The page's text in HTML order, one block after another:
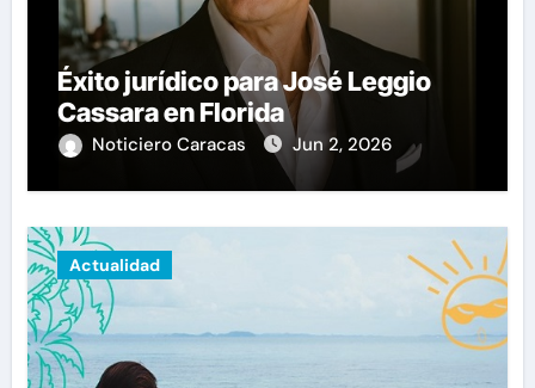
Éxito jurídico para José Leggio
Cassara en Florida
Noticiero Caracas Jun 2, 2026
Actualidad